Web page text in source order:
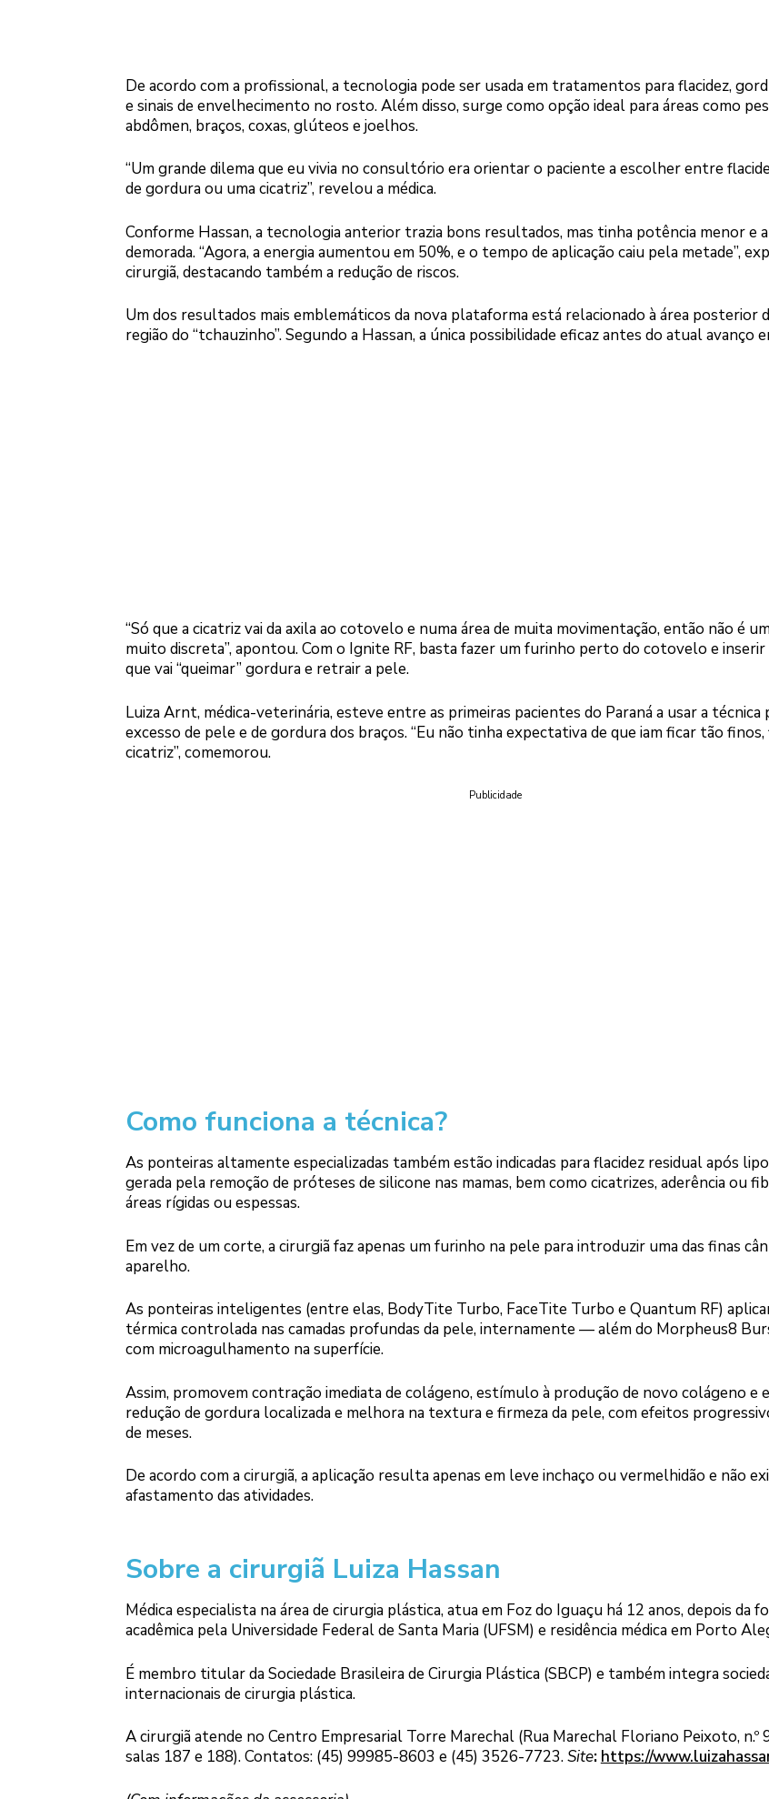
De acordo com a profissional, a tecnologia pode ser usada em tratamentos para flacidez,
e sinais de envelhecimento no rosto. Além disso, surge como opção ideal para áreas como
abdômen, braços, coxas, glúteos e joelhos.
“Um grande dilema que eu vivia no consultório era orientar o paciente a escolher entre
de gordura ou uma cicatriz”, revelou a médica.
Conforme Hassan, a tecnologia anterior trazia bons resultados, mas tinha potência menor e
demorada. “Agora, a energia aumentou em 50%, e o tempo de aplicação caiu pela metade”,
cirurgiã, destacando também a redução de riscos.
Um dos resultados mais emblemáticos da nova plataforma está relacionado à área posterior
região do “tchauzinho”. Segundo a Hassan, a única possibilidade eficaz antes do atual avanço
“Só que a cicatriz vai da axila ao cotovelo e numa área de muita movimentação, então não é
muito discreta”, apontou. Com o Ignite RF, basta fazer um furinho perto do cotovelo e
que vai “queimar” gordura e retrair a pele.
Luiza Arnt, médica-veterinária, esteve entre as primeiras pacientes do Paraná a usar a técnica
excesso de pele e de gordura dos braços. “Eu não tinha expectativa de que iam ficar tão
cicatriz”, comemorou.
Publicidade
Como funciona a técnica?
As ponteiras altamente especializadas também estão indicadas para flacidez residual após
gerada pela remoção de próteses de silicone nas mamas, bem como cicatrizes, aderência ou
áreas rígidas ou espessas.
Em vez de um corte, a cirurgiã faz apenas um furinho na pele para introduzir uma das finas
aparelho.
As ponteiras inteligentes (entre elas, BodyTite Turbo, FaceTite Turbo e Quantum RF)
térmica controlada nas camadas profundas da pele, internamente — além do Morpheus8
com microagulhamento na superfície.
Assim, promovem contração imediata de colágeno, estímulo à produção de novo colágeno e
redução de gordura localizada e melhora na textura e firmeza da pele, com efeitos
de meses.
De acordo com a cirurgiã, a aplicação resulta apenas em leve inchaço ou vermelhidão e não
afastamento das atividades.
Sobre a cirurgiã Luiza Hassan
Médica especialista na área de cirurgia plástica, atua em Foz do Iguaçu há 12 anos, depois da
acadêmica pela Universidade Federal de Santa Maria (UFSM) e residência médica em Porto
É membro titular da Sociedade Brasileira de Cirurgia Plástica (SBCP) e também integra
internacionais de cirurgia plástica.
A cirurgiã atende no Centro Empresarial Torre Marechal (Rua Marechal Floriano Peixoto, n.º
salas 187 e 188). Contatos: (45) 99985-8603 e (45) 3526-7723.Site: https://